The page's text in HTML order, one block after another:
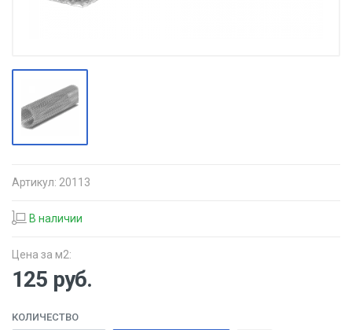
Артикул: 20113
В наличии
Цена за м2:
125 руб.
КОЛИЧЕСТВО